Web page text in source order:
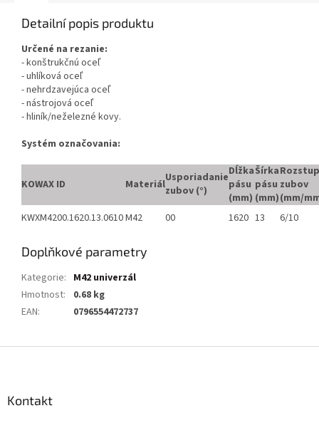
Detailní popis produktu
Určené na rezanie:
- konštrukčnú oceľ
- uhlíková oceľ
- nehrdzavejúca oceľ
- nástrojová oceľ
- hliník/neželezné kovy.
Systém označovania:
KOWAX ID MateriálUsporiadanie
zubov (°)
Dĺžka
pásu
(mm)
Šírka
pásu
(mm)
Rozstup
zubov
(mm/
KWXM4200.1620.13.0610M42 00 1620 13 6/10
Doplňkové parametry
Kategorie: M42 univerzál
Hmotnost:
0.68 kg
EAN: 0796554472737
Kontakt